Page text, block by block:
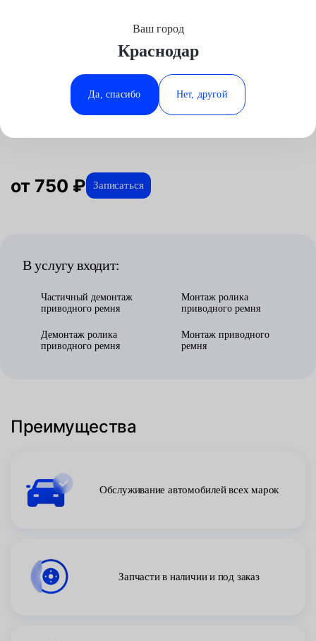
Минеральные Воды
Ростов-на-Дону
Ставрополь
Ваш город
Краснодар
Да, спасибо Нет, другой
ОтзывыАвтосервис
Замена ролика приводного ремня в
Краснодаре
от 750 ₽ Записаться
В услугу входит:
Частичный демонтаж
приводного ремня
Демонтаж ролика
приводного ремня
Монтаж ролика
приводного ремня
Монтаж приводного
ремня
Преимущества
Обслуживание автомобилей всех марок
Запчасти в наличии и под заказ